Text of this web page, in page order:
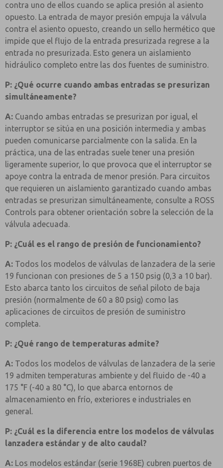
contra uno de ellos cuando se aplica presión al asiento
opuesto. La entrada de mayor presión empuja la válvula
contra el asiento opuesto, creando un sello hermético que
impide que el flujo de la entrada presurizada regrese a la
entrada no presurizada. Esto genera un aislamiento
hidráulico completo entre las dos fuentes de suministro.
P: ¿Qué ocurre cuando ambas entradas se presurizan
simultáneamente?
A: Cuando ambas entradas se presurizan por igual, el
interruptor se sitúa en una posición intermedia y ambas
pueden comunicarse parcialmente con la salida. En la
práctica, una de las entradas suele tener una presión
ligeramente superior, lo que provoca que el interruptor se
apoye contra la entrada de menor presión. Para circuitos
que requieren un aislamiento garantizado cuando ambas
entradas se presurizan simultáneamente, consulte a ROSS
Controls para obtener orientación sobre la selección de la
válvula adecuada.
P: ¿Cuál es el rango de presión de funcionamiento?
A: Todos los modelos de válvulas de lanzadera de la serie
19 funcionan con presiones de 5 a 150 psig (0,3 a 10 bar).
Esto abarca tanto los circuitos de señal piloto de baja
presión (normalmente de 60 a 80 psig) como las
aplicaciones de circuitos de presión de suministro
completa.
P: ¿Qué rango de temperaturas admite?
A: Todos los modelos de válvulas de lanzadera de la serie
19 admiten temperaturas ambiente y del fluido de -40 a
175 °F (-40 a 80 °C), lo que abarca entornos de
almacenamiento en frío, exteriores e industriales en
general.
P: ¿Cuál es la diferencia entre los modelos de válvulas
lanzadera estándar y de alto caudal?
A: Los modelos estándar (serie 1968E) cubren puertos de